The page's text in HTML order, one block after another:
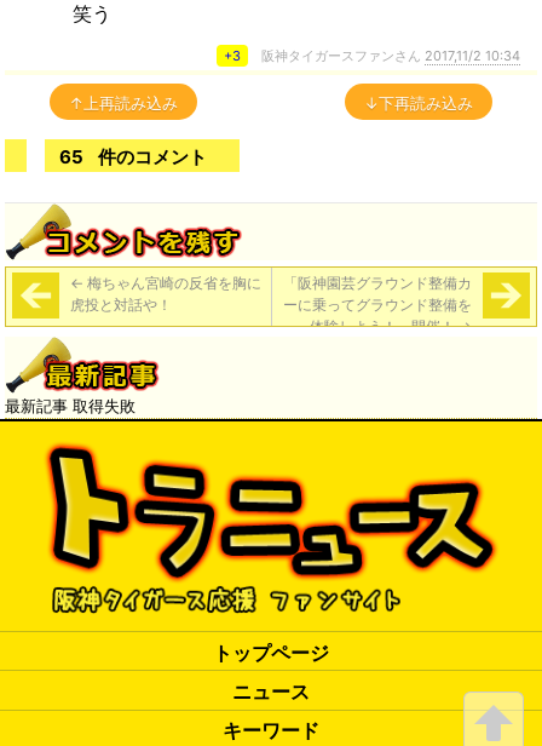
笑う
+3 阪神タイガースファンさん 2017,11/2 10:34
↑上再読み込み ↓下再読み込み
65 件のコメント
← 梅ちゃん宮崎の反省を胸に
虎投と対話や！
「阪神園芸グラウンド整備カ
ーに乗ってグラウンド整備を
体験しよう！」開催！→
最新記事 取得失敗
トップページ
ニュース
キーワード